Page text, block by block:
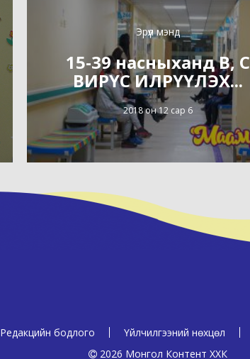
Эрүүл мэнд
15-39 насныханд В, С
ВИРҮС ИЛРҮҮЛЭХ...
2018 он 12 сар 6
Редакцийн бодлого Үйлчилгээний нөхцөл
2026 Монгол Контент ХХК